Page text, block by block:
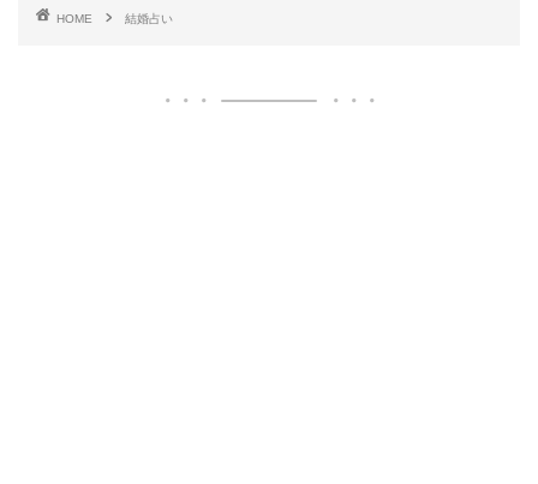
HOME 結婚占い